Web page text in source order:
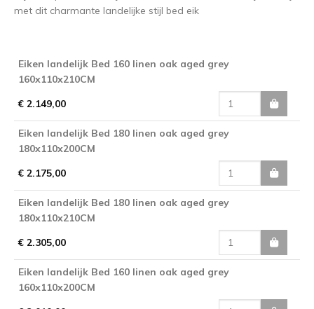
met dit charmante landelijke stijl bed eik
Eiken landelijk Bed 160 linen oak aged grey
160x110x210CM
€ 2.149,00
Eiken landelijk Bed 180 linen oak aged grey
180x110x200CM
€ 2.175,00
Eiken landelijk Bed 180 linen oak aged grey
180x110x210CM
€ 2.305,00
Eiken landelijk Bed 160 linen oak aged grey
160x110x200CM